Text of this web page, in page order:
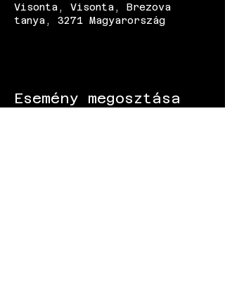
Visonta, Visonta, Brezova
tanya, 3271 Magyarország
Esemény megosztása